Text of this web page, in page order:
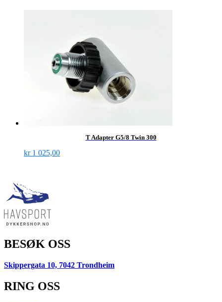
T Adapter G5/8 Twin 300
kr1 025,00
BESØK OSS
Skippergata 10, 7042 Trondheim
RING OSS